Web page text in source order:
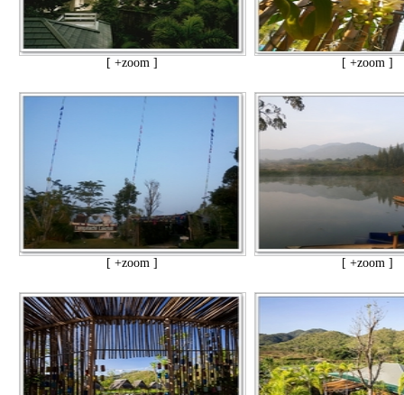
[ +zoom ] [ +zoom ]
[ +zoom ] [ +zoom ]